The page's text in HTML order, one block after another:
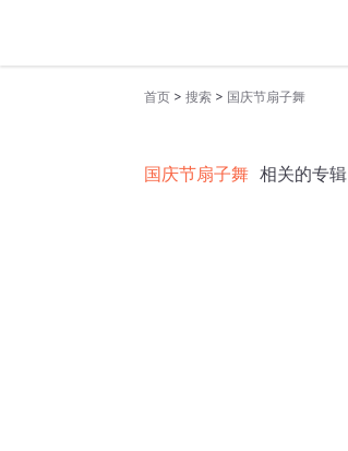
首页 > 搜索 > 国庆节扇子舞
国庆节扇子舞 相关的专辑